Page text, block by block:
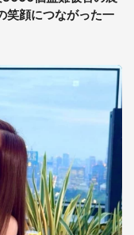
笑顔につながった一